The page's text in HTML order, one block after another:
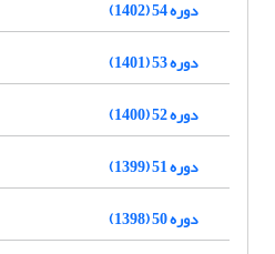
دوره 54 (1402)
دوره 53 (1401)
دوره 52 (1400)
دوره 51 (1399)
دوره 50 (1398)